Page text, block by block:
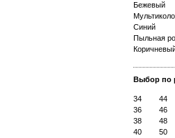
Бежевый
Синий
Пыльная
Выбор по
34 44
36
46
38
48
40
50